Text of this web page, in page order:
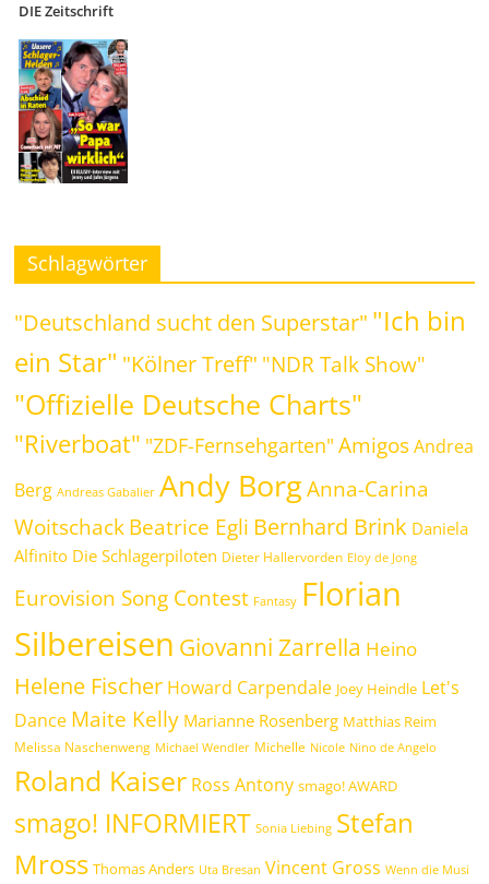
DIE Zeitschrift
Schlagwörter
"Deutschland sucht den Superstar" "Ich bin
ein Star" "Kölner Treff" "NDR Talk Show"
"Offizielle Deutsche Charts"
"Riverboat" "ZDF-Fernsehgarten" Amigos Andrea
Berg Andreas Gabalier Andy Borg Anna-Carina
WoitschackBeatrice Egli Bernhard Brink Daniela
Alfinito Die Schlagerpiloten Dieter Hallervorden Eloy de Jong
Eurovision Song Contest Fantasy Florian
Silbereisen Giovanni Zarrella Heino
Helene Fischer Howard Carpendale Joey Heindle Let's
Dance Maite Kelly Marianne Rosenberg Matthias Reim
Melissa Naschenweng Michael Wendler Michelle Nicole Nino de Angelo
Roland Kaiser Ross Antony smago! AWARD
smago! INFORMIERT Sonia Liebing Stefan
Mross Thomas Anders Uta Bresan Vincent Gross Wenn die Musi